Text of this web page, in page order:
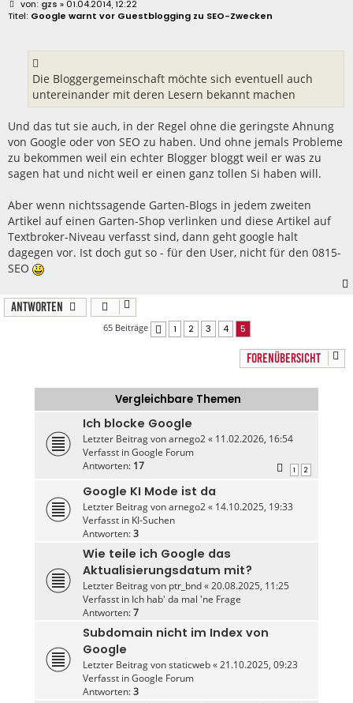
B
e
gzs » 01.04.2014, 12:22
Google warnt vor Guestblogging zu SEO-Zwecken
Die Bloggergemeinschaft möchte sich eventuell auch
untereinander mit deren Lesern bekannt machen
Und das tut sie auch, in der Regel ohne die geringste Ahnung
von Google oder von SEO zu haben. Und ohne jemals Probleme
zu bekommen weil ein echter Blogger bloggt weil er was zu
sagen hat und nicht weil er einen ganz tollen Si haben will.
Aber wenn nichtssagende Garten-Blogs in jedem zweiten
Artikel auf einen Garten-Shop verlinken und diese Artikel auf
Textbroker-Niveau verfasst sind, dann geht google halt
dagegen vor. Ist doch gut so - für den User, nicht für den 0815-
SEO
Antworten
65 Beiträge Vorherige
1 2 3 4 5
FORENÜBERSICHT
Vergleichbare Themen
Ich blocke Google
Letzter Beitrag vonarnego2« 11.02.2026, 16:54
Verfasst inGoogle Forum
Antworten: 17 1 2
Google KI Mode ist da
Letzter Beitrag vonarnego2« 14.10.2025, 19:33
Verfasst in KI-Suchen
Antworten:3
Wie teile ich Google das
Aktualisierungsdatum mit?
Letzter Beitrag von ptr_bnd«20.08.2025, 11:25
Verfasst in Ich hab' da mal 'ne Frage
Antworten:7
Subdomain nicht im Index von
Google
Letzter Beitrag vonstaticweb«21.10.2025, 09:23
Verfasst inGoogle Forum
Antworten:3